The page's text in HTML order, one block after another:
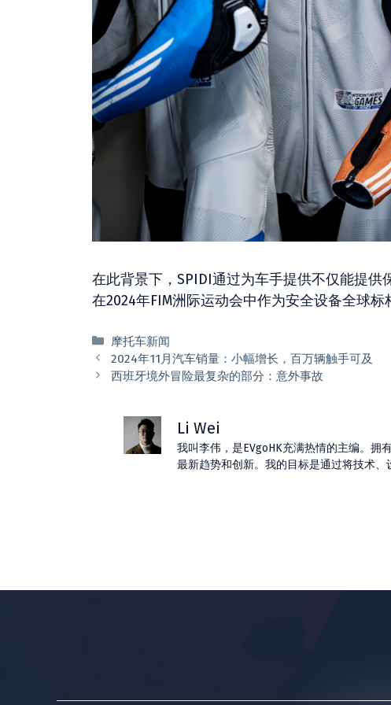
在此背景下，SPIDI通过为车手提供不仅能提
在2024年FIM洲际运动会中作为安全设备全球标
分
类
摩托车新闻
2024年11月汽车销量：小幅增长，​​百万辆触手可及
西班牙境外冒险最复杂的部分：意外事故
Li Wei
我叫李伟，是EVgoHK充满热情的主编。拥
最新趋势和创新。我的目标是通过将技术、